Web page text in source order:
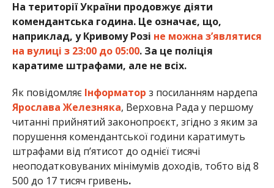
На території України продовжує діяти
комендантська година. Це означає, що,
наприклад, у Кривому Розі не можна з’являтися
на вулиці з 23:00 до 05:00. За це поліція
каратиме штрафами, але не всіх.
Як повідомляєІнформатор з посиланням нардепа
Ярослава Железняка, Верховна Рада у першому
читанні прийнятий законопроєкт, згідно з яким за
порушення комендантської години каратимуть
штрафами від п’ятисот до однієї тисячі
неоподатковуваних мінімумів доходів, тобто від 8
500 до 17 тисяч гривень.